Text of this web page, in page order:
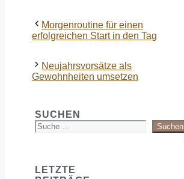
Morgenroutine für einen
erfolgreichen Start in den Tag
Neujahrsvorsätze als
Gewohnheiten umsetzen
SUCHEN
Suchen
LETZTE